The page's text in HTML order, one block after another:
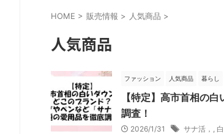
HOME > 販売情報 > 人気商品 >
人気商品
ファッション 人気商品 暮らし
【特定】高市首相の
調査！
2026/1/31 サナ活， ,